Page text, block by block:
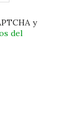
y
del